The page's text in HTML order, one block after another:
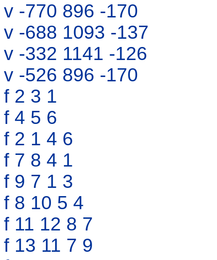
v -770 896 -170
v -688 1093 -137
v -332 1141 -126
v -526 896 -170
f 2 3 1
f 4 5 6
f 2 1 4 6
f 7 8 4 1
f 9 7 1 3
f 8 10 5 4
f 11 12 8 7
f 13 11 7 9